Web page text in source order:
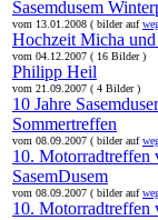
Sasemdusem
vom 13.01.2008 ( bilder auf
Hochzeit Micha
vom 04.12.2007 ( 16 Bilder )
Philipp Heil
vom 21.09.2007 ( 4 Bilder )
10 Jahre
Sommertreffen
vom 08.09.2007 ( bilder auf
10. Motorradtreffen
SasemDusem
vom 08.09.2007 ( bilder auf
10. Motorradtreffen